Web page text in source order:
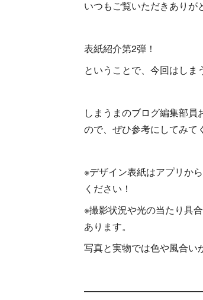
いつもご覧いただきありが
表紙紹介第2弾！
ということで、今回はしま
しまうまのブログ編集部
ので、ぜひ参考にしてみて
※デザイン表紙はアプリか
ください！
※撮影状況や光の当たり具
あります。
写真と実物では色や風合い